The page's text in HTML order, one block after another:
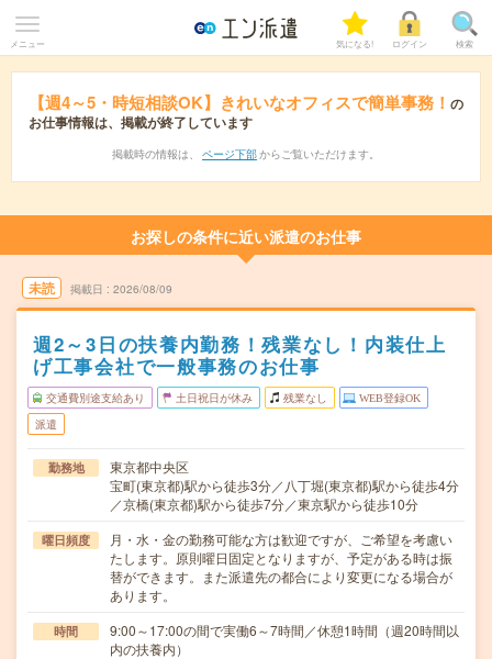
メニュー 気になる! ログイン 検索
【週4～5・時短相談OK】きれいなオフィスで簡単事務！ の
お仕事情報は、掲載が終了しています
掲載時の情報は、 ページ下部 からご覧いただけます。
お探しの条件に近い派遣のお仕事
未読 掲載日 2026/08/09
週2～3日の扶養内勤務！残業なし！内装仕上
げ工事会社で一般事務のお仕事
交通費別途支給あり 土日祝日が休み 残業なし WEB登録OK
派遣
勤務地
東京都中央区
宝町(東京都)駅から徒歩3分／八丁堀(東京都)駅から徒歩4分
／京橋(東京都)駅から徒歩7分／東京駅から徒歩10分
曜日頻度
月・水・金の勤務可能な方は歓迎ですが、ご希望を考慮い
たします。原則曜日固定となりますが、予定がある時は振
替ができます。また派遣先の都合により変更になる場合が
あります。
時間
9:00～17:00の間で実働6～7時間／休憩1時間（週20時間以
内の扶養内）